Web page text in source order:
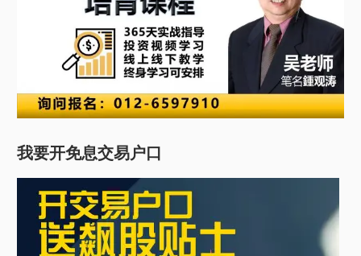
我要开免息交易户口